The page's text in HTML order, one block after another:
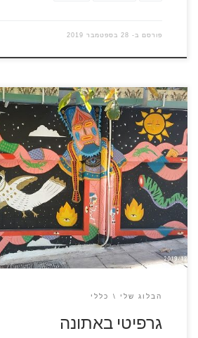
פורסם ב- 28 בספטמבר 2019
המטייל ברחובות אתונה – וגם ברחובות
לכמות גדולה ביותר של גרפיטי על הקירות,
וחלק במילים. הגרפיטי באתונה קיים עוד
החונטה הצבאית. בשנות השבעים נצבעו
נגד הצבא ובעד חזרה לדמוקרטיה
התרחב בהתאם […]
הבלוג שלי כללי
גרפיטי באתונה